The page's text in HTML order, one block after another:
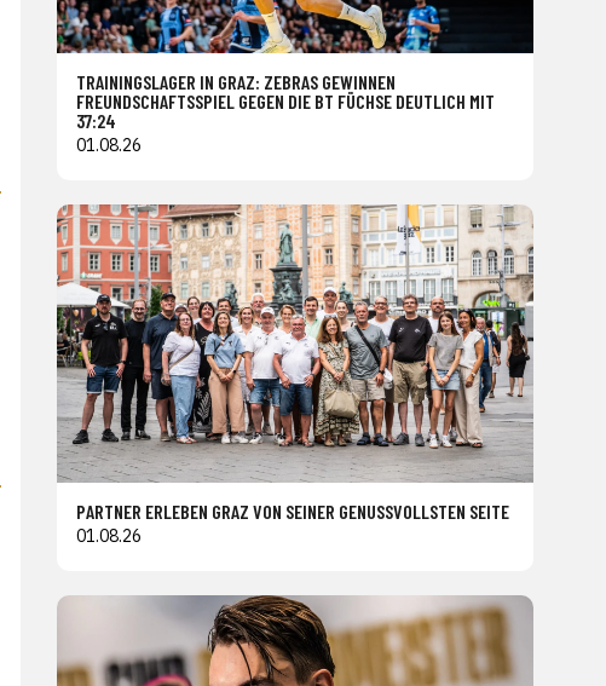
TRAININGSLAGER IN GRAZ: ZEBRAS GEWINNEN
FREUNDSCHAFTSSPIEL GEGEN DIE BT FÜCHSE DEUTLICH MIT
37:24
01.08.26
PARTNER ERLEBEN GRAZ VON SEINER GENUSSVOLLSTEN SEITE
01.08.26